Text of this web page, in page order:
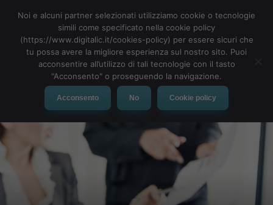
MENU
Noi e alcuni partner selezionati utilizziamo cookie o tecnologie
simili come specificato nella cookie policy
(https://www.digitalic.it/cookies-policy) per essere sicuri che
tu possa avere la migliore esperienza sul nostro sito. Puoi
acconsentire all’utilizzo di tali tecnologie con il tasto
"Acconsento" o proseguendo la navigazione.
Acconsento No Cookie policy